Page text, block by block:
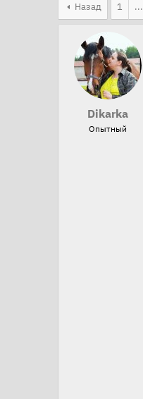
о
Назад 1 ...
Dikarka
Опытный